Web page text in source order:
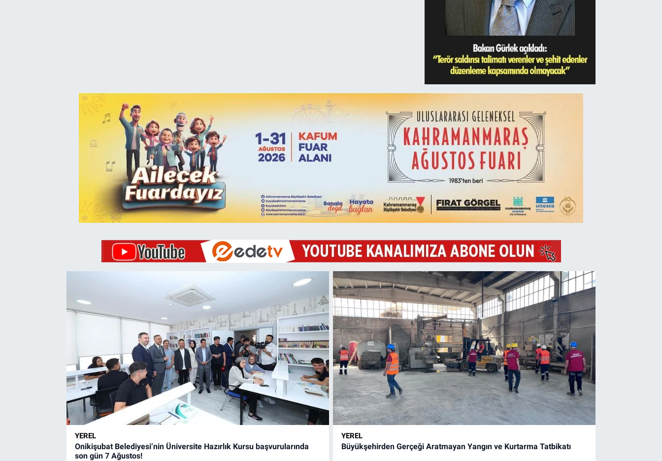
YEREL
Onikişubat Belediyesi’nin Üniversite Hazırlık Kursu başvurularında
son gün 7 Ağustos!
YEREL
Büyükşehirden Gerçeği Aratmayan Yangın ve Kurtarma Tatbikatı